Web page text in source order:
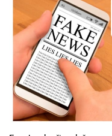
Seriály
Hry
Cool Esport
Pořady